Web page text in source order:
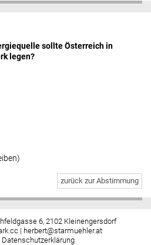
sollte Österreich in
legen?
zurück zur Abstimmung
6, 2102 Kleinengersdorf
| herbert@starmuehler.at
Datenschutzerklärung